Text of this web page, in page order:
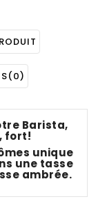
(0)
Barista,
fort!
unique
une tasse
ambrée.